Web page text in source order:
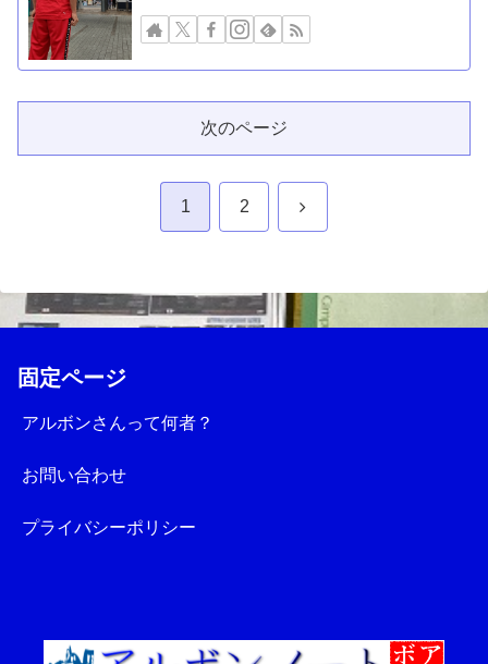
次のページ
1 2 次
固定ページ
アルボンさんって何者？
お問い合わせ
プライバシーポリシー